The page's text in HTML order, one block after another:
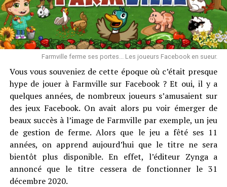
Farmville ferme ses portes... Les joueurs Facebook en sueur.
Vous vous souveniez de cette époque où c’était presque
hype de jouer à Farmville sur Facebook ? Et oui, il y a
quelques années, de nombreux joueurs s’amusaient sur
des jeux Facebook. On avait alors pu voir émerger de
beaux succès à l’image de Farmville par exemple, un jeu
de gestion de ferme. Alors que le jeu a fêté ses 11
années, on apprend aujourd’hui que le titre ne sera
bientôt plus disponible. En effet, l’éditeur Zynga a
annoncé que le titre cessera de fonctionner le 31
décembre 2020.